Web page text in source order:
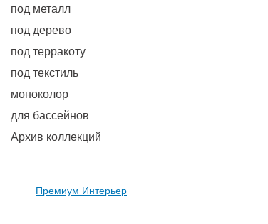
под металл
под дерево
под терракоту
под текстиль
моноколор
для бассейнов
Архив коллекций
Премиум Интерьер